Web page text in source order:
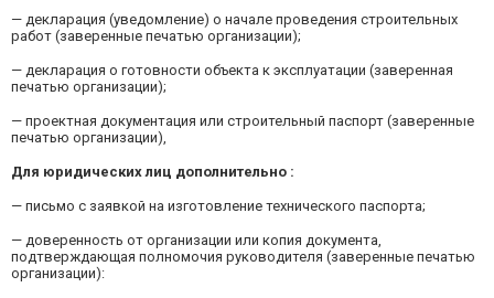
— декларация (уведомление) о начале проведения строительных
работ (заверенные печатью организации);
— декларация о готовности объекта к эксплуатации (заверенная
печатью организации);
— проектная документация или строительный паспорт (заверенные
печатью организации),
Для юридических лиц дополнительно :
— письмо с заявкой на изготовление технического паспорта;
— доверенность от организации или копия документа,
подтверждающая полномочия руководителя (заверенные печатью
организации):